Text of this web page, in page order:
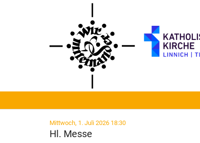
Mittwoch, 1. Juli 2026 18:30:
Hl. Messe